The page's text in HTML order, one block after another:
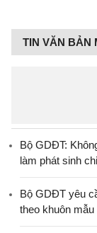
TIN VĂN BẢN
Bộ GDĐT:
làm phát sinh
Bộ GDĐT yêu
theo khuôn